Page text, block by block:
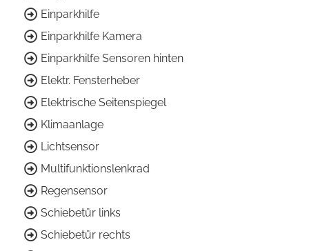
Einparkhilfe
Einparkhilfe Kamera
Einparkhilfe Sensoren hinten
Elektr. Fensterheber
Elektrische Seitenspiegel
Klimaanlage
Lichtsensor
Multifunktionslenkrad
Regensensor
Schiebetür links
Schiebetür rechts